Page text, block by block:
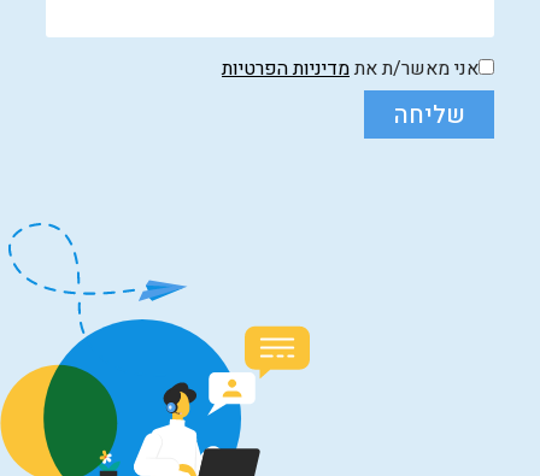
אני מאשר/ת אתמדיניות הפרטיות
שליחה